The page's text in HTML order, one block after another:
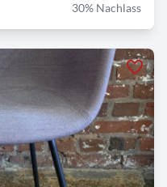
30% Nachlass